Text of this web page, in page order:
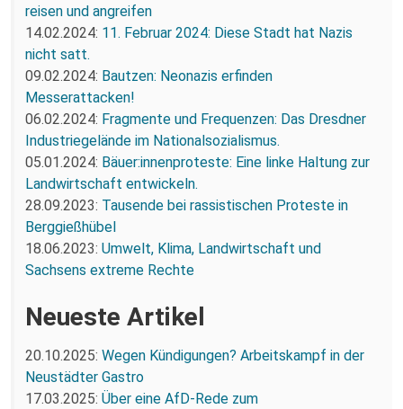
reisen und angreifen
14.02.2024: 11. Februar 2024: Diese Stadt hat Nazis
nicht satt.
09.02.2024: Bautzen: Neonazis erfinden
Messerattacken!
06.02.2024: Fragmente und Frequenzen: Das Dresdner
Industriegelände im Nationalsozialismus.
05.01.2024: Bäuer:innenproteste: Eine linke Haltung zur
Landwirtschaft entwickeln.
28.09.2023: Tausende bei rassistischen Proteste in
Berggießhübel
18.06.2023: Umwelt, Klima, Landwirtschaft und
Sachsens extreme Rechte
Neueste Artikel
20.10.2025: Wegen Kündigungen? Arbeitskampf in der
Neustädter Gastro
17.03.2025: Über eine AfD-Rede zum